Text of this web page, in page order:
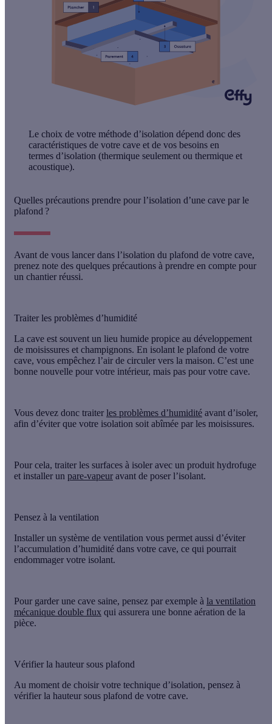
Le choix de votre méthode d’isolation dépend donc des
caractéristiques de votre cave et de vos besoins en
termes d’isolation (thermique seulement ou thermique et
acoustique).
Quelles précautions prendre pour l’isolation d’une cave par le
plafond ?
Avant de vous lancer dans l’isolation du plafond de votre cave,
prenez note des quelques précautions à prendre en compte pour
un chantier réussi.
Traiter les problèmes d’humidité
La cave est souvent un lieu humide propice au développement
de moisissures et champignons. En isolant le plafond de votre
cave, vous empêchez l’air de circuler vers la maison. C’est une
bonne nouvelle pour votre intérieur, mais pas pour votre cave.
Vous devez donc traiter les problèmes d’humidité avant d’isoler,
afin d’éviter que votre isolation soit abîmée par les moisissures.
Pour cela, traiter les surfaces à isoler avec un produit hydrofuge
et installer un pare-vapeur avant de poser l’isolant.
Pensez à la ventilation
Installer un système de ventilation vous permet aussi d’éviter
l’accumulation d’humidité dans votre cave, ce qui pourrait
endommager votre isolant.
Pour garder une cave saine, pensez par exemple à la ventilation
mécanique double flux qui assurera une bonne aération de la
pièce.
Vérifier la hauteur sous plafond
Au moment de choisir votre technique d’isolation, pensez à
vérifier la hauteur sous plafond de votre cave.